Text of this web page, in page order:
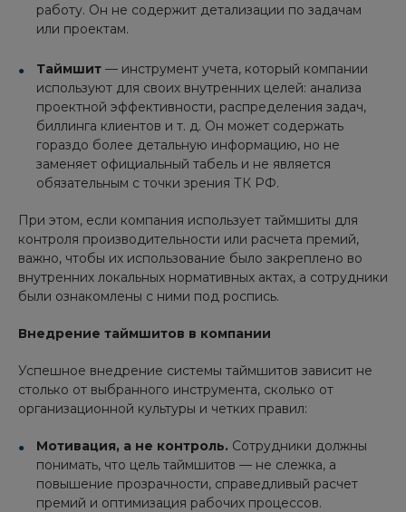
работу. Он не содержит детализации по задачам
или проектам.
Таймшит — инструмент учета, который компании
используют для своих внутренних целей: анализа
проектной эффективности, распределения задач,
биллинга клиентов и т. д. Он может содержать
гораздо более детальную информацию, но не
заменяет официальный табель и не является
обязательным с точки зрения ТК РФ.
При этом, если компания использует таймшиты для
контроля производительности или расчета премий,
важно, чтобы их использование было закреплено во
внутренних локальных нормативных актах, а сотрудники
были ознакомлены с ними под роспись.
Внедрение таймшитов в компании
Успешное внедрение системы таймшитов зависит не
столько от выбранного инструмента, сколько от
организационной культуры и четких правил:
Мотивация, а не контроль. Сотрудники должны
понимать, что цель таймшитов — не слежка, а
повышение прозрачности, справедливый расчет
премий и оптимизация рабочих процессов.